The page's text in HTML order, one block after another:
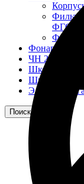
ФГС
Фонари
ЧН 25/34
Шкода 6S-160
Шкода-275
Поиск